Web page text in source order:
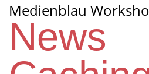
Förderverein
Instagram
Medienblau
News